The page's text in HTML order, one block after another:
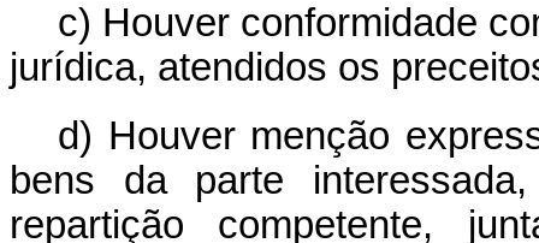
c) Houver conformidade
jurídica, atendidos os
d) Houver menção
bens da parte
repartição competente,